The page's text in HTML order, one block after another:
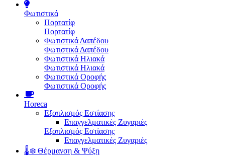
Φωτιστικά
Πορτατίφ
Πορτατίφ
Φωτιστικά Δαπέδου
Φωτιστικά Δαπέδου
Φωτιστικά Ηλιακά
Φωτιστικά Ηλιακά
Φωτιστικά Οροφής
Φωτιστικά Οροφής
Horeca
Εξοπλισμός Εστίασης
Επαγγελματικές Ζυγαριές
Εξοπλισμός Εστίασης
Επαγγελματικές Ζυγαριές
🌡️❄️ Θέρμανση & Ψύξη